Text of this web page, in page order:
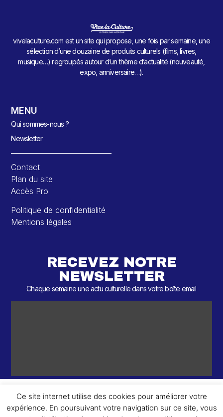
vivelaculture.com est un site qui propose, une fois par semaine, une
sélection d’une douzaine de produits culturels (films, livres,
musique…) regroupés autour d’un thème d’actualité (nouveauté,
expo, anniversaire…).
MENU
Qui sommes-nous ?
Newsletter
Contact
Plan du site
Accès Pro
Politique de confidentialité
Mentions légales
RECEVEZ NOTRE
NEWSLETTER
Chaque semaine une actu culturelle dans votre boîte email
Ce site internet utilise des cookies pour améliorer votre
expérience. En poursuivant votre navigation sur ce site, vous